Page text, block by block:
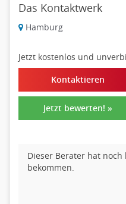
Das Kontaktwerk
Hamburg
Jetzt kostenlos und
Kontaktieren
Jetzt bewerten! »
Dieser Berater hat
bekommen.